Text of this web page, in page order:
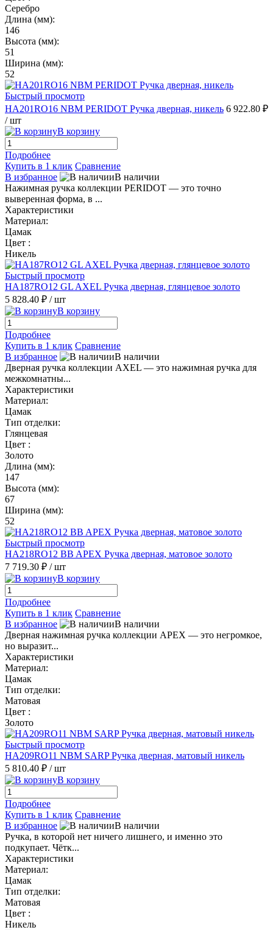
Серебро
Длина (мм):
146
Высота (мм):
51
Ширина (мм):
52
Быстрый просмотр
HA201RO16 NBM PERIDOT Ручка дверная, никель 6 922.80 ₽
/ шт
В корзину
Подробнее
Купить в 1 клик Сравнение
В избранное
В наличии
Нажимная ручка коллекции PERIDOT — это точно
выверенная форма, в ...
Характеристики
Материал:
Цамак
Цвет :
Никель
Быстрый просмотр
HA187RO12 GL AXEL Ручка дверная, глянцевое золото
5 828.40 ₽ / шт
В корзину
Подробнее
Купить в 1 клик Сравнение
В избранное
В наличии
Дверная ручка коллекции AXEL — это нажимная ручка для
межкомнатны...
Характеристики
Материал:
Цамак
Тип отделки:
Глянцевая
Цвет :
Золото
Длина (мм):
147
Высота (мм):
67
Ширина (мм):
52
Быстрый просмотр
HA218RO12 BB APEX Ручка дверная, матовое золото
7 719.30 ₽ / шт
В корзину
Подробнее
Купить в 1 клик Сравнение
В избранное
В наличии
Дверная нажимная ручка коллекции APEX — это негромкое,
но выразит...
Характеристики
Материал:
Цамак
Тип отделки:
Матовая
Цвет :
Золото
Быстрый просмотр
HA209RO11 NBM SARP Ручка дверная, матовый никель
5 810.40 ₽ / шт
В корзину
Подробнее
Купить в 1 клик Сравнение
В избранное
В наличии
Ручка, в которой нет ничего лишнего, и именно это
подкупает. Чётк...
Характеристики
Материал:
Цамак
Тип отделки:
Матовая
Цвет :
Никель